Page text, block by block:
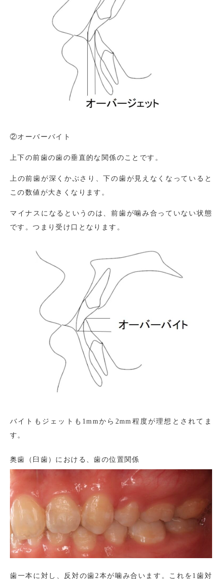
②オーバーバイト
上下の前歯の歯の垂直的な関係のことです。
上の前歯が深くかぶさり、下の歯が見えなくなっていると
この数値が大きくなります。
マイナスになるというのは、前歯が噛み合っていない状態
です。つまり受け口となります。
バイトもジェットも1mmから2mm程度が理想とされてま
す。
奥歯（臼歯）における、歯の位置関係
歯一本に対し、反対の歯2本が噛み合います。これを1歯対